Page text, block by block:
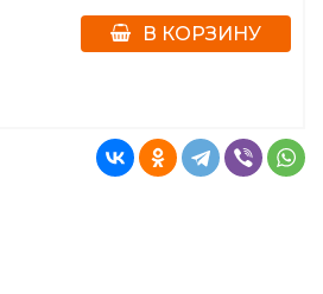
В КОРЗИНУ